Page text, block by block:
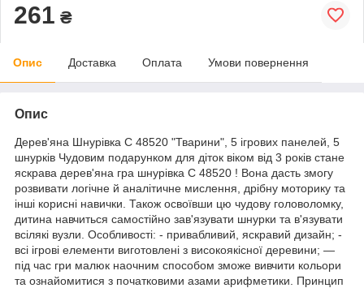
261 ₴
Опис Доставка Оплата Умови повернення
Опис
Дерев'яна Шнурівка C 48520 "Тварини", 5 ігрових панелей, 5
шнурків Чудовим подарунком для діток віком від 3 років стане
яскрава дерев'яна гра шнурівка C 48520 ! Вона дасть змогу
розвивати логічне й аналітичне мислення, дрібну моторику та
інші корисні навички. Також освоївши цю чудову головоломку,
дитина навчиться самостійно зав'язувати шнурки та в'язувати
всілякі вузли. Особливості: - привабливий, яскравий дизайн; -
всі ігрові елементи виготовлені з високоякісної деревини; —
під час гри малюк наочним способом зможе вивчити кольори
та ознайомитися з початковими азами арифметики. Принцип